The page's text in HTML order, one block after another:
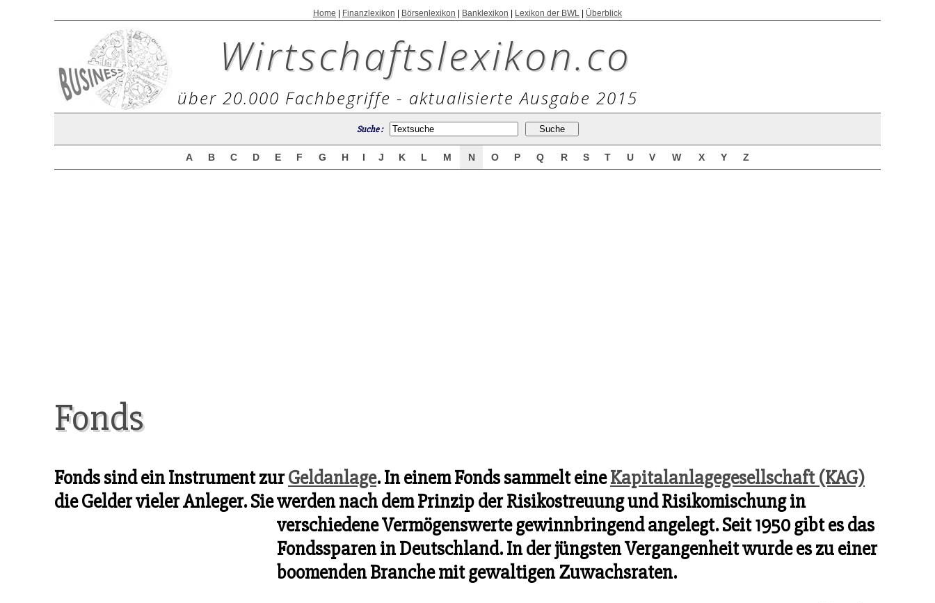
Home Finanzlexikon Börsenlexikon Banklexikon Lexikon der BWL Überblick
Wirtschaftslexikon.co
über 20.000 Fachbegriffe - aktualisierte Ausgabe 2015
Suche :
A B C D E F G H I J K L M N O P Q R S T U V W X Y Z
Fonds
Fonds sind ein Instrument zurGeldanlage. In einem Fonds sammelt eineKapitalanlagegesellschaft (KAG)
die Gelder vieler Anleger. Sie werden nach dem Prinzip der Risikostreuung und Risikomischung in
verschiedene Vermögenswerte gewinnbringend angelegt. Seit 1950 gibt es das
Fondssparen in Deutschland. In der jüngsten Vergangenheit wurde es zu einer
boomenden Branche mit gewaltigen Zuwachsraten.